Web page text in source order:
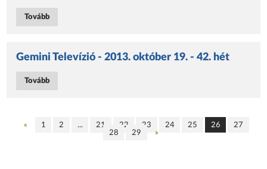
Tovább
Gemini Televízió - 2013. október 19. - 42. hét
Tovább
« 1 2 ... 21 22 23 24 25 26
27
28
29 »